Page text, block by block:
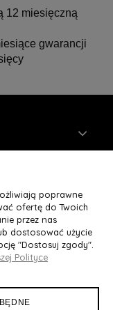
12 miesięczną
gwarancji
poprawne
ofertę do Twoich
przez nas
dostosować użycie
"Dostosuj zgody".
Polityce